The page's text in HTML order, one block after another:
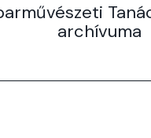
archívuma